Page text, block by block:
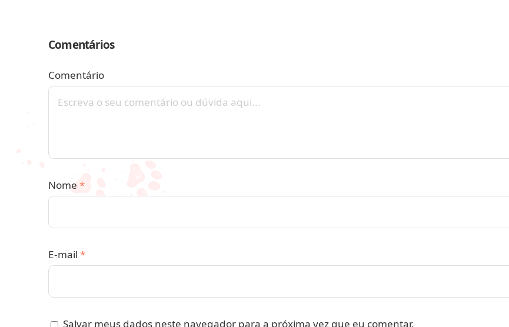
Comentários
Comentário
Nome *
E-mail *
Salvar meus dados neste navegador para a próxima vez que eu comentar.